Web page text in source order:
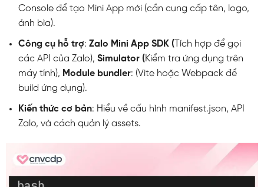
Consoleđể tạo Mini App mới (cần cung cấp tên, logo,
ảnh bìa).
Công cụ hỗ trợ: Zalo Mini App SDK ( Tích hợp để gọi
các API của Zalo), Simulator (Kiểm tra ứng dụng trên
máy tính), Module bundler: (Vite hoặc Webpack để
build ứng dụng).
Kiến thức cơ bản: Hiểu về cấu hình manifest.json, API
Zalo, và cách quản lý assets.